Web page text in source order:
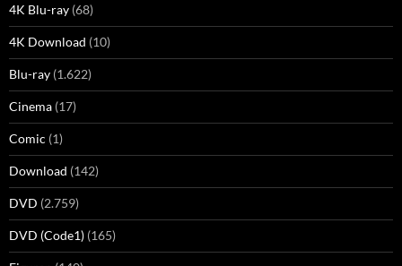
4K Blu-ray (68)
4K Download (10)
Blu-ray (1.622)
Cinema (17)
Comic (1)
Download (142)
DVD (2.759)
DVD (Code1) (165)